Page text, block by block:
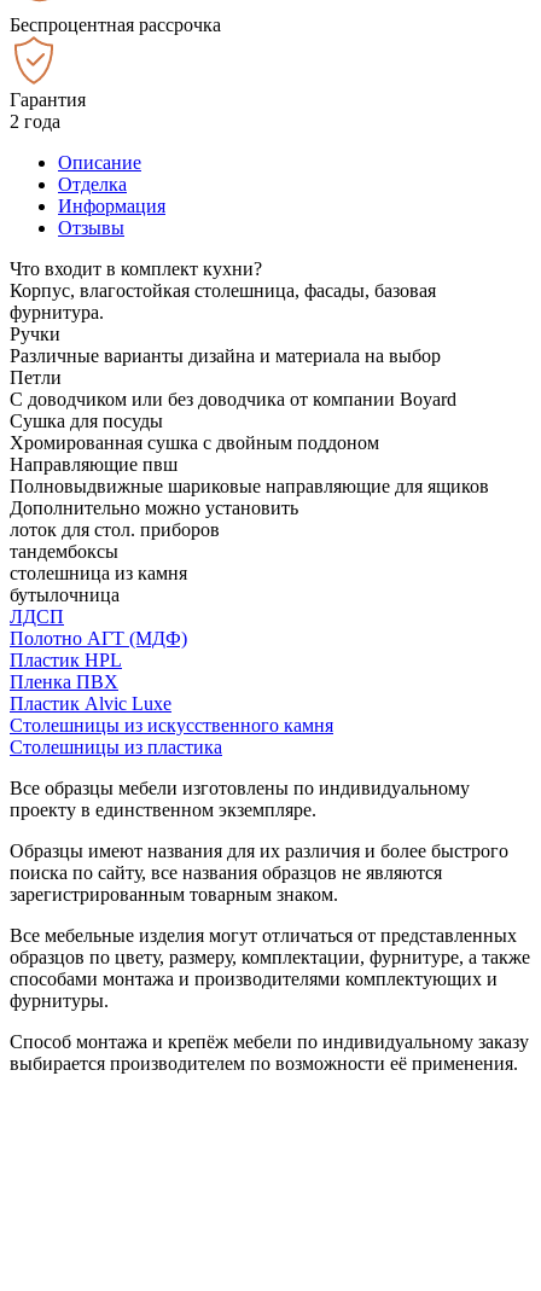
Беспроцентная рассрочка
Гарантия
2 года
Описание
Отделка
Информация
Отзывы
Что входит в комплект кухни?
Корпус, влагостойкая столешница, фасады, базовая
фурнитура.
Ручки
Различные варианты дизайна и материала на выбор
Петли
С доводчиком или без доводчика от компании Boyard
Сушка для посуды
Хромированная сушка с двойным поддоном
Направляющие пвш
Полновыдвижные шариковые направляющие для ящиков
Дополнительно можно установить
лоток для стол. приборов
тандембоксы
столешница из камня
бутылочница
ЛДСП
Полотно АГТ (МДФ)
Пластик HPL
Пленка ПВХ
Пластик Alvic Luxe
Столешницы из искусственного камня
Столешницы из пластика
Все образцы мебели изготовлены по индивидуальному
проекту в единственном экземпляре.
Образцы имеют названия для их различия и более быстрого
поиска по сайту, все названия образцов не являются
зарегистрированным товарным знаком.
Все мебельные изделия могут отличаться от представленных
образцов по цвету, размеру, комплектации, фурнитуре, а также
способами монтажа и производителями комплектующих и
фурнитуры.
Способ монтажа и крепёж мебели по индивидуальному заказу
выбирается производителем по возможности её применения.